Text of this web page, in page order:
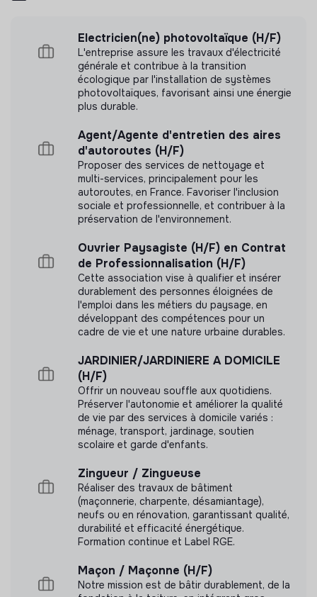
Labels et certifications
Cette structure n'a pas souhaité nous
communiquer les labels ou certifications qu'elle a
pu obtenir.
Avantages sociaux
Comité social et économique (CSE)
Congés pour deuil personnalisés
Formation et développement professionnel
Partage de la valeur
Politiques d’écart de salaire
Politiques de rémunération minimale
Transparence financière
Accessibilité des locaux
Mesures de soutien pour les travailleurs
handicapés
Conseil d'administration diversifié
Electricien(ne) photovoltaïque (H/F)
L'entreprise assure les travaux d'électricité
générale et contribue à la transition
écologique par l'installation de systèmes
photovoltaïques, favorisant ainsi une énergie
plus durable.
Agent/Agente d'entretien des aires
d'autoroutes (H/F)
Proposer des services de nettoyage et
multi-services, principalement pour les
autoroutes, en France. Favoriser l'inclusion
sociale et professionnelle, et contribuer à la
préservation de l'environnement.
Ouvrier Paysagiste (H/F) en Contrat
de Professionnalisation (H/F)
Cette association vise à qualifier et insérer
durablement des personnes éloignées de
l'emploi dans les métiers du paysage, en
développant des compétences pour un
cadre de vie et une nature urbaine durables.
JARDINIER/JARDINIERE A DOMICILE
(H/F)
Offrir un nouveau souffle aux quotidiens.
Préserver l'autonomie et améliorer la qualité
de vie par des services à domicile variés :
ménage, transport, jardinage, soutien
scolaire et garde d'enfants.
Zingueur / Zingueuse
Réaliser des travaux de bâtiment
(maçonnerie, charpente, désamiantage),
neufs ou en rénovation, garantissant qualité,
durabilité et efficacité énergétique.
Formation continue et Label RGE.
Maçon / Maçonne (H/F)
Notre mission est de bâtir durablement, de la